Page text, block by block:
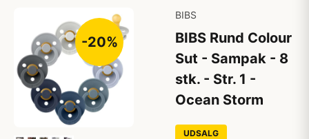
-20%
BIBS
BIBS Rund Colour
Sut - Sampak - 8
stk. - Str. 1 -
Ocean Storm
UDSALG